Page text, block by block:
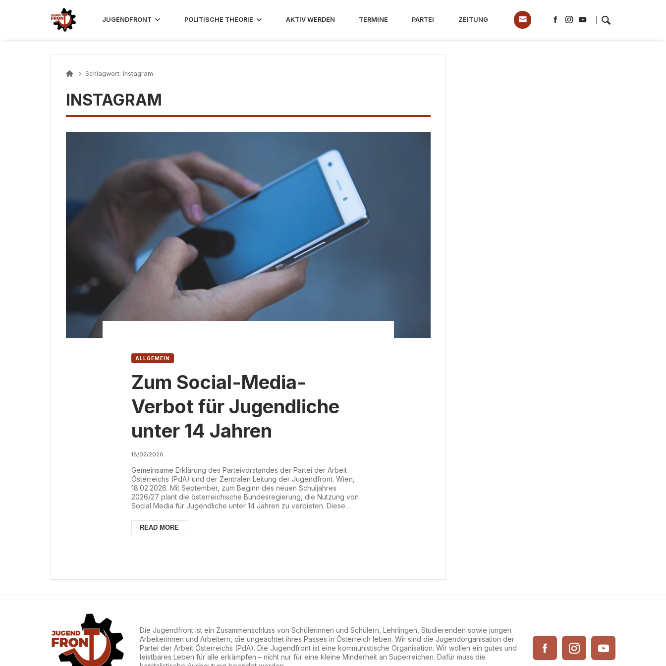
JUGENDFRONT POLITISCHE THEORIE AKTIV WERDEN TERMINE PARTEI ZEITUNG
Schlagwort: Instagram
INSTAGRAM
ALLGEMEIN
Zum Social-Media-
Verbot für Jugendliche
unter 14 Jahren
18/02/2026
Gemeinsame Erklärung des Parteivorstandes der Partei der Arbeit
Österreichs (PdA) und der Zentralen Leitung der Jugendfront. Wien,
18.02.2026. Mit September, zum Beginn des neuen Schuljahres
2026/27 plant die österreichische Bundesregierung, die Nutzung von
Social Media für Jugendliche unter 14 Jahren zu verbieten. Diese
solches Verbot, wobei die EU-Kommission sogar plant, eine Regelung
für alle EU-Staaten umzusetzen. Der Debatte...
READ MORE
Die Jugendfront ist ein Zusammenschluss von Schülerinnen und Schülern, Lehrlingen, Studierenden sowie jungen
Arbeiterinnen und Arbeitern, die ungeachtet ihres Passes in Österreich leben. Wir sind die Jugendorganisation der
Partei der Arbeit Österreichs (PdA). Die Jugendfront ist eine kommunistische Organisation. Wir wollen ein gutes und
leistbares Leben für alle erkämpfen – nicht nur für eine kleine Minderheit an Superreichen. Dafür muss die